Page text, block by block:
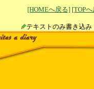
[HOMEへ戻る] [TOP
テキストのみ書